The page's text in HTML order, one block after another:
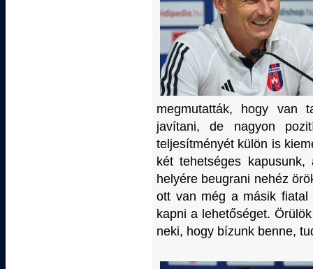
megmutatták, hogy van
javítani, de nagyon
teljesítményét külön is
két tehetséges
helyére beugrani nehéz
ott van még a másik fiatal
kapni a lehetőséget.
neki, hogy bízunk benne,